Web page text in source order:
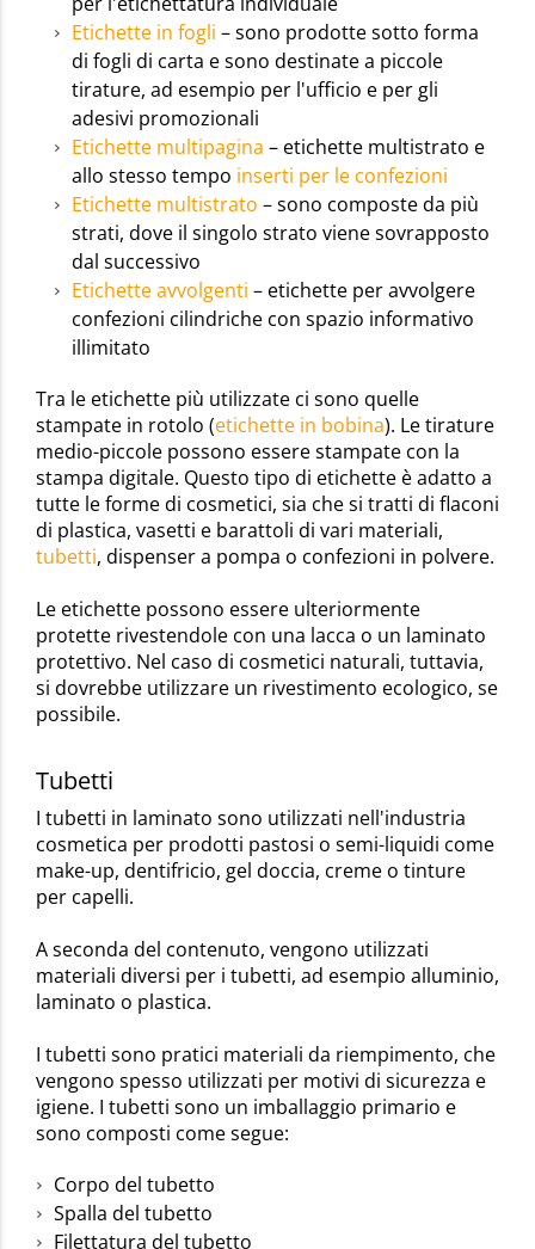
Etichette in fogli – sono prodotte sotto forma
di fogli di carta e sono destinate a piccole
tirature, ad esempio per l'ufficio e per gli
adesivi promozionali
Etichette multipagina – etichette multistrato e
allo stesso tempo inserti per le confezioni
Etichette multistrato – sono composte da più
strati, dove il singolo strato viene sovrapposto
dal successivo
Etichette avvolgenti – etichette per avvolgere
confezioni cilindriche con spazio informativo
illimitato
Tra le etichette più utilizzate ci sono quelle
stampate in rotolo (etichette in bobina). Le tirature
medio-piccole possono essere stampate con la
stampa digitale. Questo tipo di etichette è adatto a
tutte le forme di cosmetici, sia che si tratti di flaconi
di plastica, vasetti e barattoli di vari materiali,
tubetti, dispenser a pompa o confezioni in polvere.
Le etichette possono essere ulteriormente
protette rivestendole con una lacca o un laminato
protettivo. Nel caso di cosmetici naturali, tuttavia,
si dovrebbe utilizzare un rivestimento ecologico, se
possibile.
Tubetti
I tubetti in laminato sono utilizzati nell'industria
cosmetica per prodotti pastosi o semi-liquidi come
make-up, dentifricio, gel doccia, creme o tinture
per capelli.
A seconda del contenuto, vengono utilizzati
materiali diversi per i tubetti, ad esempio alluminio,
laminato o plastica.
I tubetti sono pratici materiali da riempimento, che
vengono spesso utilizzati per motivi di sicurezza e
igiene. I tubetti sono un imballaggio primario e
sono composti come segue:
Corpo del tubetto
Spalla del tubetto
Filettatura del tubetto